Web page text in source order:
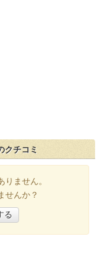
クチコミ
ません。
せんか？
る